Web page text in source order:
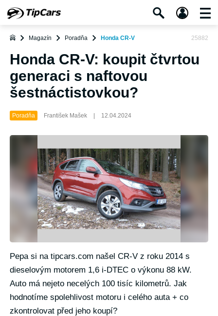
Magazín Poradňa Honda CR-V 25882
Honda CR-V: koupit čtvrtou
generaci s naftovou
šestnáctistovkou?
Poradňa František Mašek 12.04.2024
Pepa si na tipcars.com našel CR-V z roku 2014 s
dieselovým motorem 1,6 i-DTEC o výkonu 88 kW.
Auto má nejeto necelých 100 tisíc kilometrů. Jak
hodnotíme spolehlivost motoru i celého auta + co
zkontrolovat před jeho koupí?